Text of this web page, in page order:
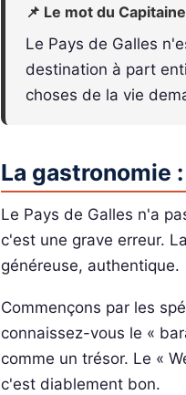
📌 Le mot du Capitaine
Le Pays de Galles
destination à part
choses de la vie
La gastronomie
Le Pays de Galles n'a
c'est une grave erreur.
généreuse, authentique.
Commençons par les
connaissez-vous le «
comme un trésor. Le «
c'est diablement bon.